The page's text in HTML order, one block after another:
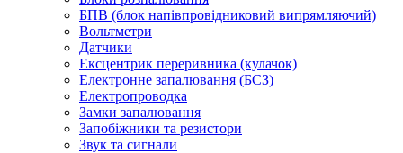
БПВ (блок напівпровідниковий випрямляючий)
Вольтметри
Датчики
Ексцентрик переривника (кулачок)
Електронне запалювання (БСЗ)
Електропроводка
Замки запалювання
Запобіжники та резистори
Звук та сигнали